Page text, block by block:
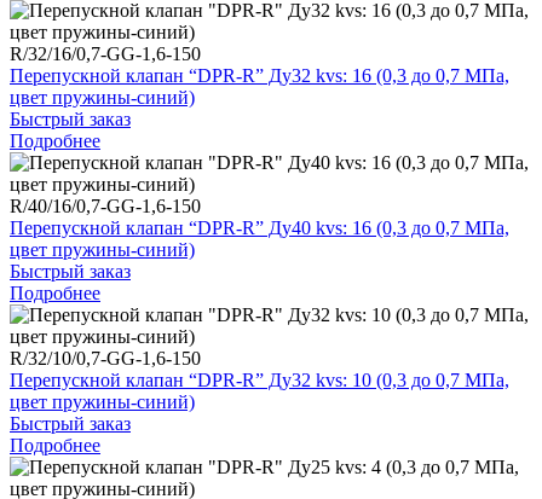
R/32/16/0,7-GG-1,6-150
Перепускной клапан “DPR-R” Ду32 kvs: 16 (0,3 до 0,7 МПа,
цвет пружины-синий)
Быстрый заказ
Подробнее
R/40/16/0,7-GG-1,6-150
Перепускной клапан “DPR-R” Ду40 kvs: 16 (0,3 до 0,7 МПа,
цвет пружины-синий)
Быстрый заказ
Подробнее
R/32/10/0,7-GG-1,6-150
Перепускной клапан “DPR-R” Ду32 kvs: 10 (0,3 до 0,7 МПа,
цвет пружины-синий)
Быстрый заказ
Подробнее